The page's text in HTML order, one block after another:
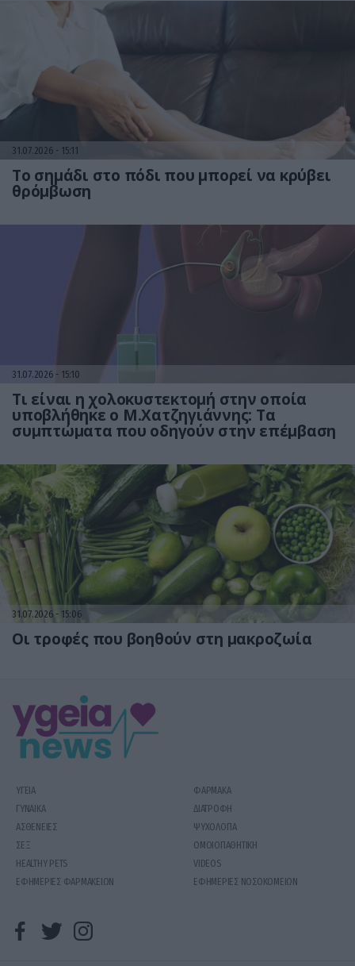
31.07.2026 15:11
Το σημάδι στο πόδι που μπορεί να κρύβει
θρόμβωση
31.07.2026 15:10
Τι είναι η χολοκυστεκτομή στην οποία
υποβλήθηκε ο Μ.Χατζηγιάννης: Tα
συμπτώματα που οδηγούν στην επέμβαση
31.07.2026 15:06
Οι τροφές που βοηθούν στη μακροζωία
ΥΓΕΙΑ
ΦΑΡΜΑΚΑ
ΓΥΝΑΙΚΑ
ΔΙΑΤΡΟΦΗ
ΑΣΘΕΝΕΙΕΣ
ΨΥΧΟΛΟΓΙΑ
ΣΕΞ
ΟΜΟΙΟΠΑΘΗΤΙΚΗ
HEALTHY PETS
VIDEOS
ΕΦΗΜΕΡΙΕΣ ΦΑΡΜΑΚΕΙΩΝ
ΕΦΗΜΕΡΙΕΣ ΝΟΣΟΚΟΜΕΙΩΝ